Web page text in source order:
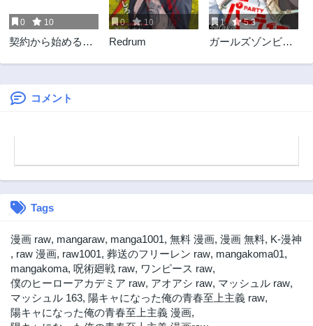
1ヶ月前
第3.3話
1ヶ月前
第3.2話
第3.1話 第2.3話
第2.2話
0 10
契約から始めるボ
らダークエルフの
女の子が!～
0 10
Redrum
1 5.3
ガールズゾンビパ
コメント
Tags
漫画 raw, mangaraw, manga1001, 無料 漫画, 漫画 無料, K-漫神
, raw 漫画, raw1001, 葬送のフリーレン raw, mangakoma01,
mangakoma, 呪術廻戦 raw, ワンピース raw,
僕のヒーローアカデミア raw, アオアシ raw, マッシュル raw,
マッシュル 163, 陽キャになった俺の青春至上主義 raw,
陽キャになった俺の青春至上主義 漫画,